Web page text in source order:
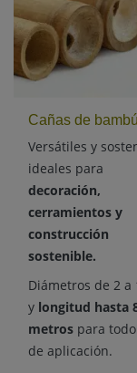
Cañas de bambú
Versátiles y
ideales para
decoración,
cerramientos y
construcción
sostenible.
Diámetros de 2 a
y longitud hasta
metros para
de aplicación.